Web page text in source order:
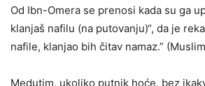
Od Ibn-Omera se prenosi kada su ga
klanjaš nafilu (na putovanju)“, da je
nafile, klanjao bih čitav namaz.”
Medutim, ukoliko putnik hoće, bez